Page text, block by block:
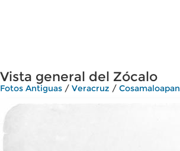
Vista general del Zócalo
Fotos Antiguas / Veracruz / Cosamaloapan